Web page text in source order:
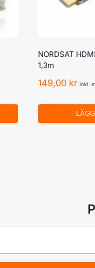
NORDSAT
1,3m
149,00 kr inkl.